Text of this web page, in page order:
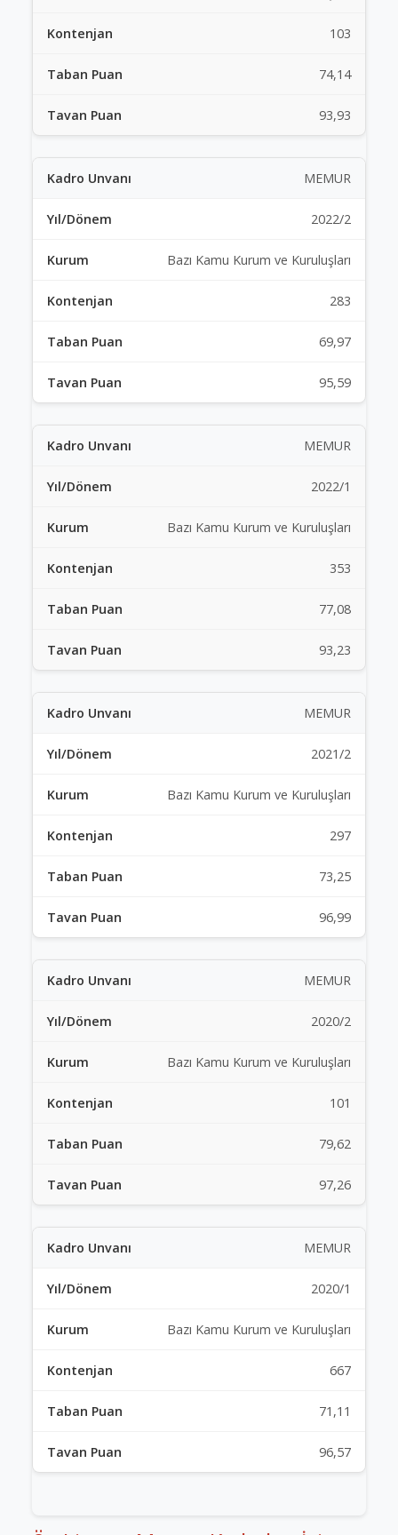
103
74,14
93,93
MEMUR
2022/2
Bazı Kamu Kurum ve Kuruluşları
283
69,97
95,59
MEMUR
2022/1
Bazı Kamu Kurum ve Kuruluşları
353
77,08
93,23
MEMUR
2021/2
Bazı Kamu Kurum ve Kuruluşları
297
73,25
96,99
MEMUR
2020/2
Bazı Kamu Kurum ve Kuruluşları
101
79,62
97,26
MEMUR
2020/1
Bazı Kamu Kurum ve Kuruluşları
667
71,11
96,57